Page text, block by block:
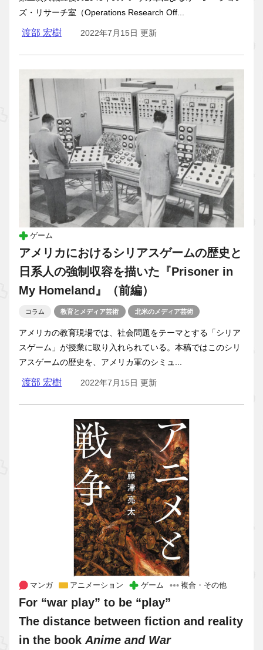
ズ・リサーチ室（Operations Research Off...
渡部 宏樹 2022年7月15日 更新
ゲーム
アメリカにおけるシリアスゲームの歴史と
日系人の強制収容を描いた『Prisoner in
My Homeland』（前編）
コラム 教育とメディア芸術 北米のメディア芸術
アメリカの教育現場では、社会問題をテーマとする「シリア
スゲーム」が授業に取り入れられている。本稿ではこのシリ
アスゲームの歴史を、アメリカ軍のシミュ...
渡部 宏樹 2022年7月15日 更新
マンガ アニメーション ゲーム 複合・その他
For “war play” to be “play”
The distance between fiction and reality
in the book Anime and War